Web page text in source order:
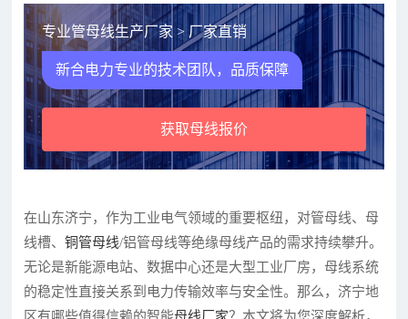
专业管母线生产厂家 > 厂家直销
新合电力专业的技术团队，品质保障
获取母线报价
在山东济宁，作为工业电气领域的重要枢纽，对管母线、母
线槽、铜管母线/铝管母线等绝缘母线产品的需求持续攀升。
无论是新能源电站、数据中心还是大型工业厂房，母线系统
的稳定性直接关系到电力传输效率与安全性。那么，济宁地